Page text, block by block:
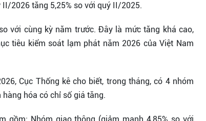
2026 tăng 5,25% so với quý II/2025.
so với cùng kỳ năm trước. Đây là mức tăng khá cao,
tiêu kiểm soát lạm phát năm 2026 của Việt Nam
Cục Thống kê cho biết, trong tháng, có 4 nhóm
hóa có chỉ số giá tăng.